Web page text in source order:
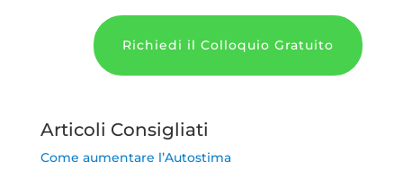
Richiedi il Colloquio Gratuito
Articoli Consigliati
Come aumentare l’Autostima